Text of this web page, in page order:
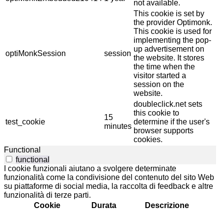
not available.
optiMonkSession session
This cookie is set by
the provider Optimonk.
This cookie is used for
implementing the pop-
up advertisement on
the website. It stores
the time when the
visitor started a
session on the
website.
test_cookie
15
minutes
doubleclick.net sets
this cookie to
determine if the user's
browser supports
cookies.
Functional
functional
I cookie funzionali aiutano a svolgere determinate
funzionalità come la condivisione del contenuto del sito Web
su piattaforme di social media, la raccolta di feedback e altre
funzionalità di terze parti.
Cookie
Durata Descrizione